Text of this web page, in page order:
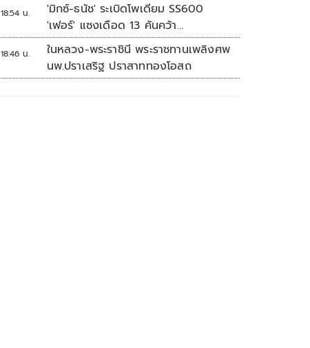
18:54 น.
'มิกซ์-ธนัช' ระเบิดโพเดียม SS600
'เฟอร์' แซงเดือด 13 คันคว้า
แต้ม ศึก ARRC สนาม 4
18:46 น.
ในหลวง-พระราชินี พระราชทานเพลิงศพ
นพ.ปราเสริฐ ปราสาททองโอสถ